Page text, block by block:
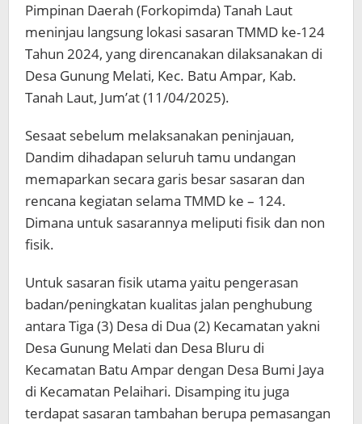
Pimpinan Daerah (Forkopimda) Tanah Laut
meninjau langsung lokasi sasaran TMMD ke-124
Tahun 2024, yang direncanakan dilaksanakan di
Desa Gunung Melati, Kec. Batu Ampar, Kab.
Tanah Laut, Jum’at (11/04/2025).
Sesaat sebelum melaksanakan peninjauan,
Dandim dihadapan seluruh tamu undangan
memaparkan secara garis besar sasaran dan
rencana kegiatan selama TMMD ke – 124.
Dimana untuk sasarannya meliputi fisik dan non
fisik.
Untuk sasaran fisik utama yaitu pengerasan
badan/peningkatan kualitas jalan penghubung
antara Tiga (3) Desa di Dua (2) Kecamatan yakni
Desa Gunung Melati dan Desa Bluru di
Kecamatan Batu Ampar dengan Desa Bumi Jaya
di Kecamatan Pelaihari. Disamping itu juga
terdapat sasaran tambahan berupa pemasangan